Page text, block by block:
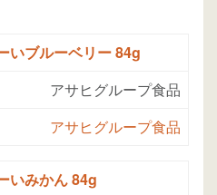
いブルーベリー 84g
アサヒグループ食品
アサヒグループ食品
いみかん 84g